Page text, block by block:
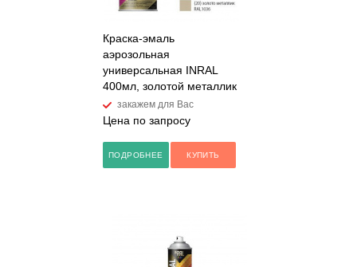
Краска-эмаль
аэрозольная
универсальная INRAL
400мл, золотой металлик
закажем для Вас
Цена по запросу
ПОДРОБНЕЕ КУПИТЬ